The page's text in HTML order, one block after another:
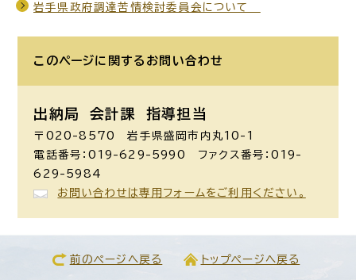
岩手県政府調達苦情検討委員会について
このページに関する お問い合わせ
出納局 会計課 指導担当
〒020-8570 岩手県盛岡市内丸10-1
電話番号：019-629-5990 ファクス番号：019-
629-5984
お問い合わせは専用フォームをご利用ください。
前のページへ戻る トップページへ戻る